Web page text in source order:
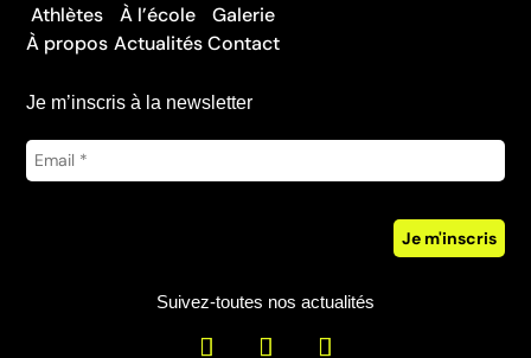
Athlètes
À propos
À l’école
Actualités
Galerie
Contact
Je m’inscris à la newsletter
Suivez-toutes nos actualités